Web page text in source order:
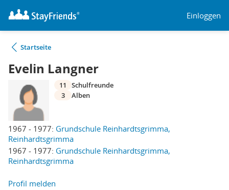
Einloggen
Startseite
Evelin Langner
1967 - 1977: Grundschule Reinhardtsgrimma,
Reinhardtsgrimma
1967 - 1977: Grundschule Reinhardtsgrimma,
Reinhardtsgrimma
11
Schulfreunde
3
Alben
Profil melden